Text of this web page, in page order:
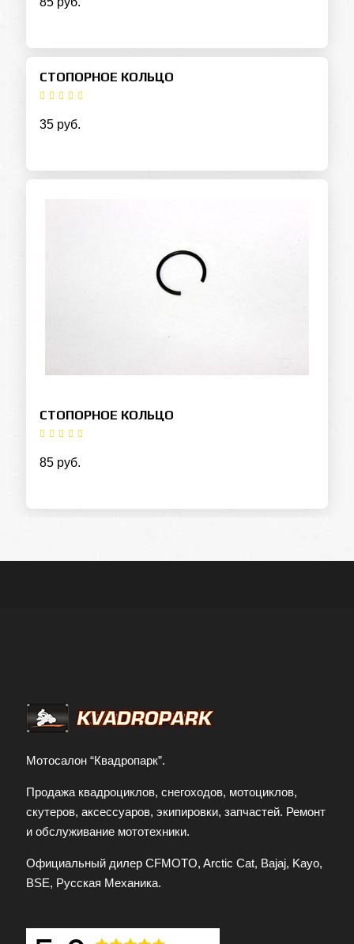
СТОПОРНОЕ КОЛЬЦО
35 руб.
СТОПОРНОЕ КОЛЬЦО
85 руб.
Мотосалон “Квадропарк”.
Продажа квадроциклов, снегоходов, мотоциклов,
скутеров, аксессуаров, экипировки, запчастей. Ремонт
и обслуживание мототехники.
Официальный дилер CFMOTO, Arctic Cat, Bajaj, Kayo,
BSE, Русская Механика.